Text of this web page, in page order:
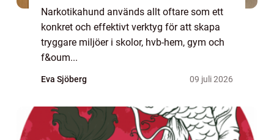
Narkotikahund används allt oftare som ett
konkret och effektivt verktyg för att skapa
tryggare miljöer i skolor, hvb-hem, gym och
f&oum...
Eva Sjöberg 09 juli 2026